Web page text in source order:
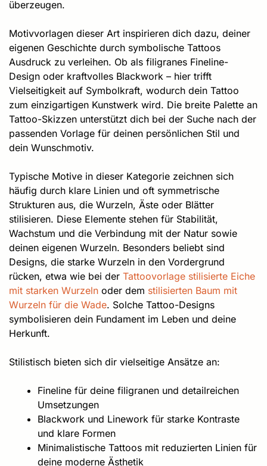
überzeugen.
Motivvorlagen dieser Art inspirieren dich dazu, deiner
eigenen Geschichte durch symbolische Tattoos
Ausdruck zu verleihen. Ob als filigranes Fineline-
Design oder kraftvolles Blackwork – hier trifft
Vielseitigkeit auf Symbolkraft, wodurch dein Tattoo
zum einzigartigen Kunstwerk wird. Die breite Palette an
Tattoo-Skizzen unterstützt dich bei der Suche nach der
passenden Vorlage für deinen persönlichen Stil und
dein Wunschmotiv.
Typische Motive in dieser Kategorie zeichnen sich
häufig durch klare Linien und oft symmetrische
Strukturen aus, die Wurzeln, Äste oder Blätter
stilisieren. Diese Elemente stehen für Stabilität,
Wachstum und die Verbindung mit der Natur sowie
deinen eigenen Wurzeln. Besonders beliebt sind
Designs, die starke Wurzeln in den Vordergrund
rücken, etwa wie bei der Tattoovorlage stilisierte Eiche
mit starken Wurzeln oder dem stilisierten Baum mit
Wurzeln für die Wade. Solche Tattoo-Designs
symbolisieren dein Fundament im Leben und deine
Herkunft.
Stilistisch bieten sich dir vielseitige Ansätze an:
Fineline für deine filigranen und detailreichen
Umsetzungen
Blackwork und Linework für starke Kontraste
und klare Formen
Minimalistische Tattoos mit reduzierten Linien für
deine moderne Ästhetik